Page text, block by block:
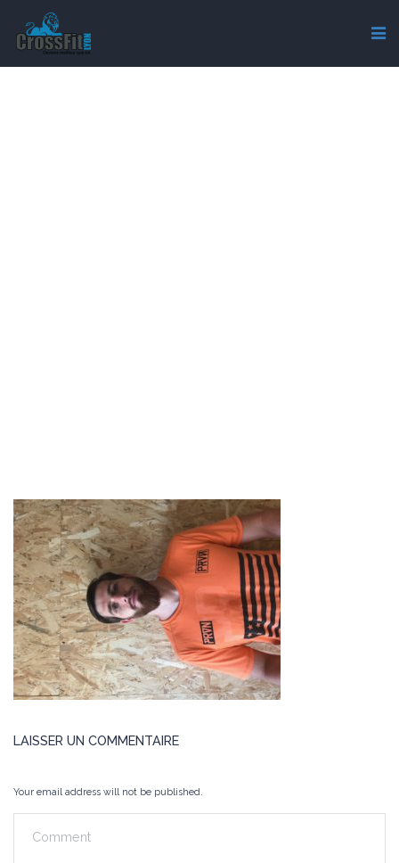
LAISSER UN COMMENTAIRE
Your email address will not be published.